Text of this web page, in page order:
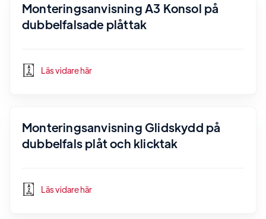
Monteringsanvisning A3 Konsol på
dubbelfalsade plåttak
Läs vidare här
Monteringsanvisning Glidskydd på
dubbelfals plåt och klicktak
Läs vidare här